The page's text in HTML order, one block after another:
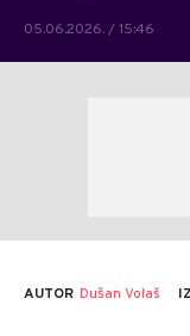
05.06.2026. / 15:46
AUTOR Dušan Volaš